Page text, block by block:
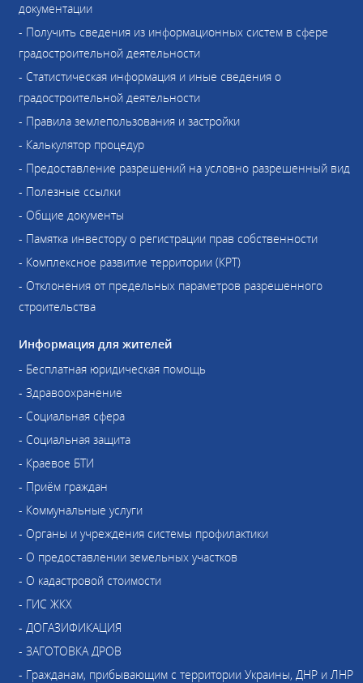
документации
- Получить сведения из информационных систем в сфере
градостроительной деятельности
- Статистическая информация и иные сведения о
градостроительной деятельности
- Правила землепользования и застройки
- Калькулятор процедур
- Предоставление разрешений на условно разрешенный вид
- Полезные ссылки
- Общие документы
- Памятка инвестору о регистрации прав собственности
- Комплексное развитие территории (КРТ)
- Отклонения от предельных параметров разрешенного
строительства
Информация для жителей
- Бесплатная юридическая помощь
- Здравоохранение
- Социальная сфера
- Социальная защита
- Краевое БТИ
- Приём граждан
- Коммунальные услуги
- Органы и учреждения системы профилактики
- О предоставлении земельных участков
- О кадастровой стоимости
- ГИС ЖКХ
- ДОГАЗИФИКАЦИЯ
- ЗАГОТОВКА ДРОВ
- Гражданам, прибывающим с территории Украины, ДНР и ЛНР